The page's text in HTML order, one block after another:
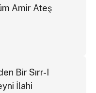
Amir Ateş
Bir Sırr-I
İlahi